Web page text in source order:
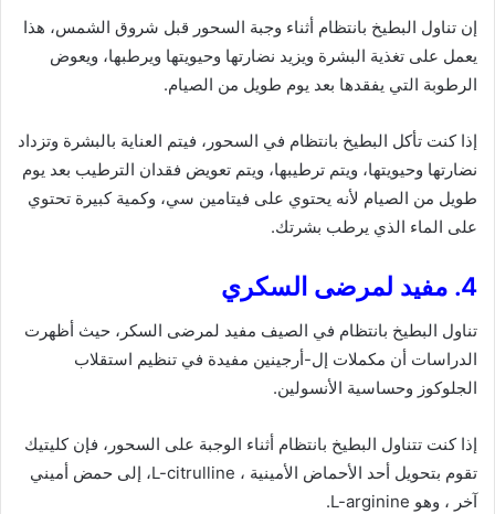
إن تناول البطيخ بانتظام أثناء وجبة السحور قبل شروق الشمس، هذا
يعمل على تغذية البشرة ويزيد نضارتها وحيويتها ويرطبها، ويعوض
الرطوبة التي يفقدها بعد يوم طويل من الصيام.
إذا كنت تأكل البطيخ بانتظام في السحور، فيتم العناية بالبشرة وتزداد
نضارتها وحيويتها، ويتم ترطيبها، ويتم تعويض فقدان الترطيب بعد يوم
طويل من الصيام لأنه يحتوي على فيتامين سي، وكمية كبيرة تحتوي
على الماء الذي يرطب بشرتك.
4. مفيد لمرضى السكري
تناول البطيخ بانتظام في الصيف مفيد لمرضى السكر، حيث أظهرت
الدراسات أن مكملات إل-أرجينين مفيدة في تنظيم استقلاب
الجلوكوز وحساسية الأنسولين.
إذا كنت تتناول البطيخ بانتظام أثناء الوجبة على السحور، فإن كليتيك
تقوم بتحويل أحد الأحماض الأمينية ، L-citrulline، إلى حمض أميني
آخر ، وهو L-arginine.